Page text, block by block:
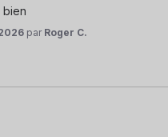
bien
par Roger C.